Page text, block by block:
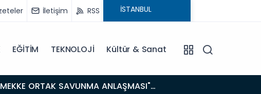
İletişim RSS
EĞİTİM TEKNOLOJİ Kültür & Sanat